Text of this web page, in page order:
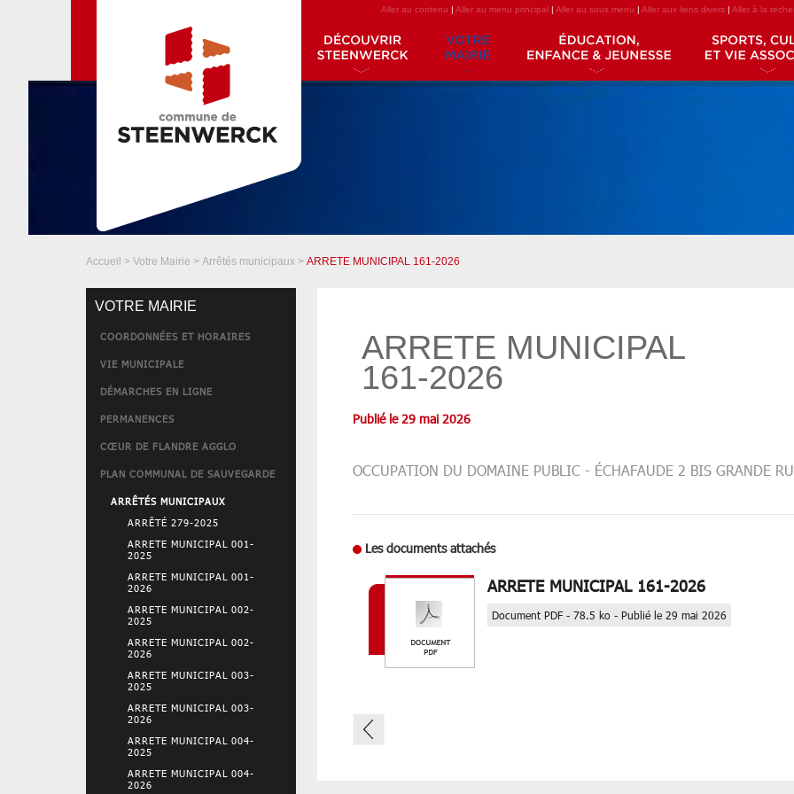
Aller au contenu | Aller au menu principal| Aller au sous menu | Aller aux liens divers| Aller à la
Accueil > Votre Mairie > Arrêtés municipaux > ARRETE MUNICIPAL 161-2026
VOTRE MAIRIE
COORDONNÉES ET HORAIRES
VIE MUNICIPALE
DÉMARCHES EN LIGNE
PERMANENCES
CŒUR DE FLANDRE AGGLO
PLAN COMMUNAL DE SAUVEGARDE
ARRÊTÉS MUNICIPAUX
ARRÊTÉ 279-2025
ARRETE MUNICIPAL 001-
2025
ARRETE MUNICIPAL 001-
2026
ARRETE MUNICIPAL 002-
2025
ARRETE MUNICIPAL 002-
2026
ARRETE MUNICIPAL 003-
2025
ARRETE MUNICIPAL 003-
2026
ARRETE MUNICIPAL 004-
2025
ARRETE MUNICIPAL 004-
2026
ARRETE MUNICIPAL
161-2026
Publié le 29 mai 2026
OCCUPATION DU DOMAINE PUBLIC - ÉCHAFAUDE 2 BIS GRANDE
Les documents attachés
ARRETE MUNICIPAL 161-2026
Document PDF - 78.5 ko - Publié le 29 mai 2026